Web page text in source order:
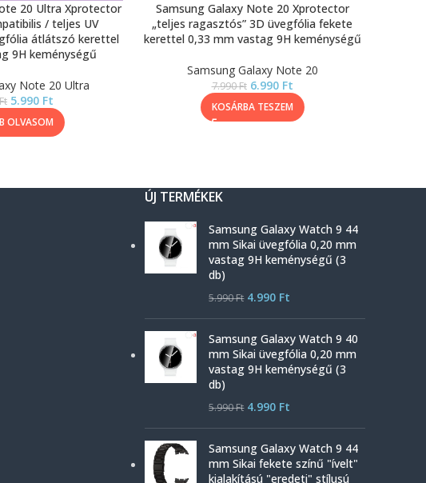
20 Ultra Xprotector
/ teljes UV
átlátszó kerettel
9H keménységű
Note 20 Ultra
Ft 5.990 Ft
OLVASOM
Samsung Galaxy Note 20 Xprotector
„teljes ragasztós” 3D üvegfólia fekete
kerettel 0,33 mm vastag 9H keménységű
Samsung Galaxy Note 20
7.990Ft 6.990 Ft
KOSÁRBA TESZEM
ÚJ TERMÉKEK
Samsung Galaxy Watch 9 44
mm Sikai üvegfólia 0,20 mm
vastag 9H keménységű (3
db)
5.990Ft 4.990 Ft
Samsung Galaxy Watch 9 40
mm Sikai üvegfólia 0,20 mm
vastag 9H keménységű (3
db)
5.990Ft 4.990 Ft
Samsung Galaxy Watch 9 44
mm Sikai fekete színű "ívelt"
kialakítású "eredeti" stílusú